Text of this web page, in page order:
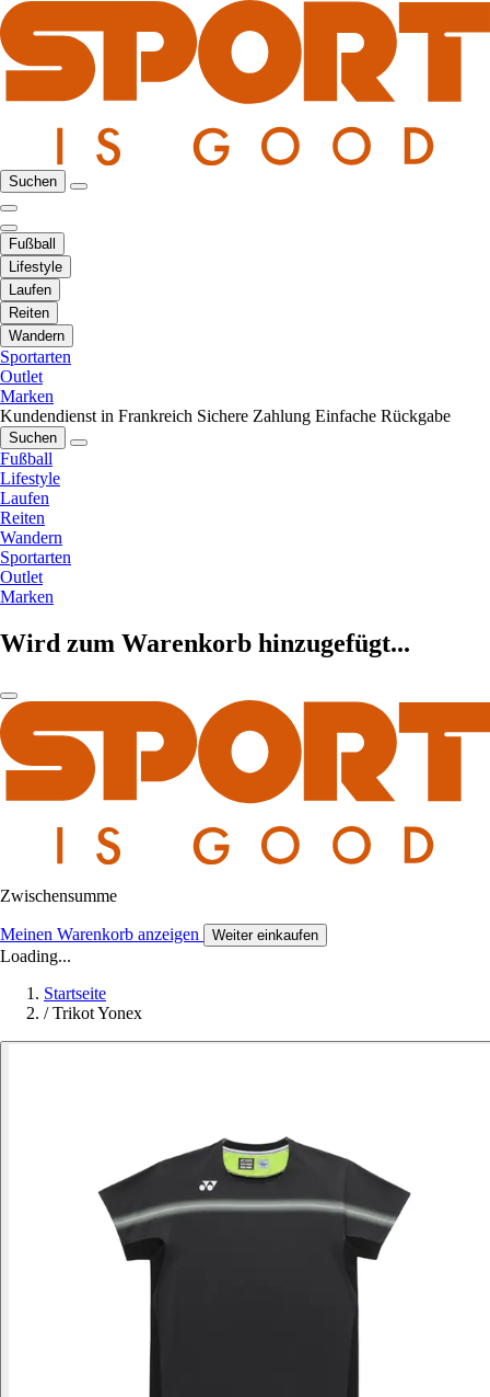
Suchen
Fußball
Lifestyle
Laufen
Reiten
Wandern
Sportarten
Outlet
Marken
Kundendienst in Frankreich Sichere Zahlung Einfache Rückgabe
Suchen
Fußball
Lifestyle
Laufen
Reiten
Wandern
Sportarten
Outlet
Marken
Wird zum Warenkorb hinzugefügt...
Zwischensumme
Meinen Warenkorb anzeigen Weiter einkaufen
Loading...
Startseite
/ Trikot Yonex